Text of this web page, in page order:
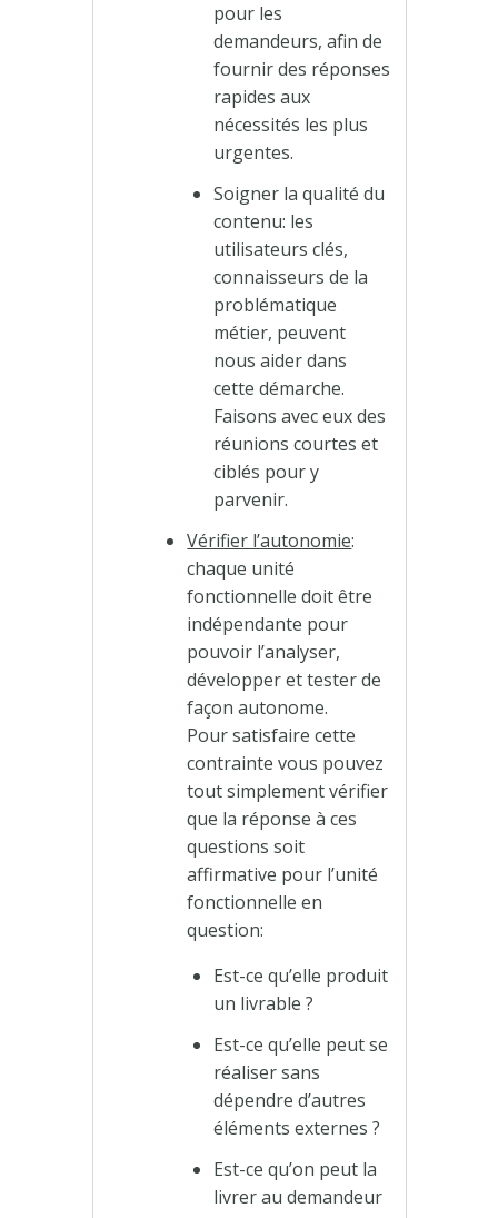
pour les
demandeurs, afin de
fournir des réponses
rapides aux
nécessités les plus
urgentes.
Soigner la qualité du
contenu: les
utilisateurs clés,
connaisseurs de la
problématique
métier, peuvent
nous aider dans
cette démarche.
Faisons avec eux des
réunions courtes et
ciblés pour y
parvenir.
Vérifier l’autonomie:
chaque unité
fonctionnelle doit être
indépendante pour
pouvoir l’analyser,
développer et tester de
façon autonome.
Pour satisfaire cette
contrainte vous pouvez
tout simplement vérifier
que la réponse à ces
questions soit
affirmative pour l’unité
fonctionnelle en
question:
Est-ce qu’elle produit
un livrable ?
Est-ce qu’elle peut se
réaliser sans
dépendre d’autres
éléments externes ?
Est-ce qu’on peut la
livrer au demandeur